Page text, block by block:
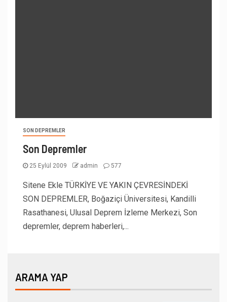
SON DEPREMLER
Son Depremler
25 Eylül 2009 admin 577
Sitene Ekle TÜRKİYE VE YAKIN ÇEVRESİNDEKİ
SON DEPREMLER, Boğaziçi Üniversitesi, Kandilli
Rasathanesi, Ulusal Deprem İzleme Merkezi, Son
depremler, deprem haberleri,...
ARAMA YAP